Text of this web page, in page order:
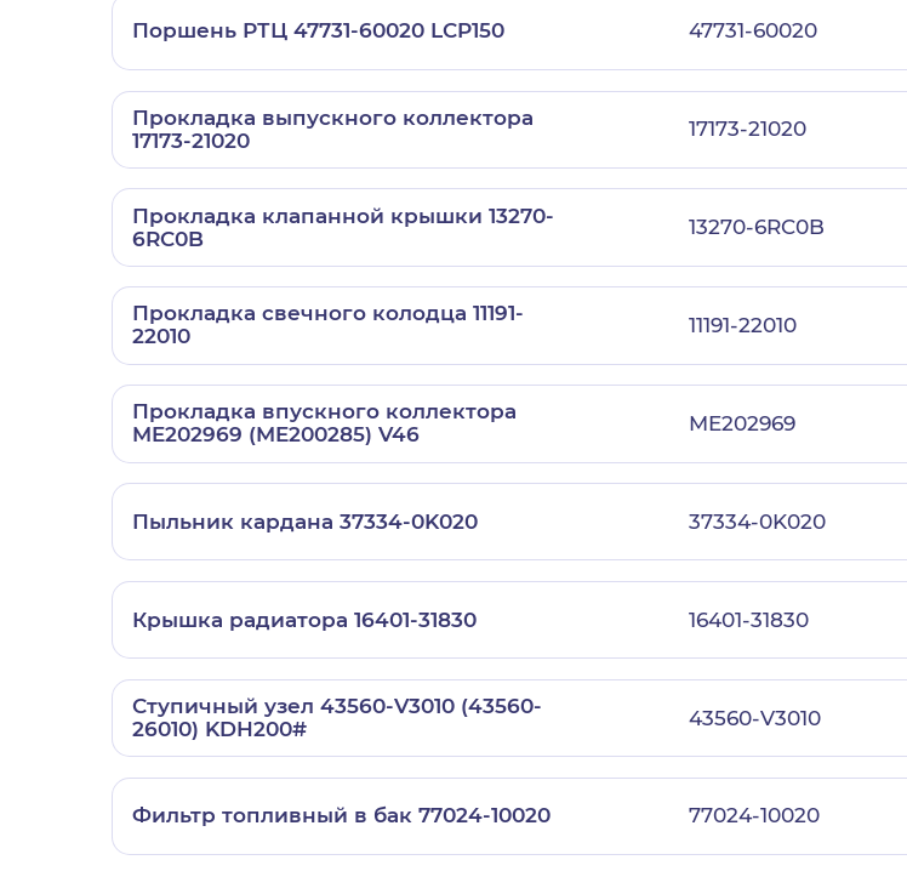
Поршень РТЦ 47731-60020 LCP150 47731-60020
Прокладка выпускного коллектора
17173-21020
17173-21020
Прокладка клапанной крышки 13270-
6RC0B
13270-6RC0B
Прокладка свечного колодца 11191-
22010
11191-22010
Прокладка впускного коллектора
ME202969 (ME200285) V46
ME202969
Пыльник кардана 37334-0K020 37334-0K020
Крышка радиатора 16401-31830 16401-31830
Ступичный узел 43560-V3010 (43560-
26010) KDH200#
43560-V3010
Фильтр топливный в бак 77024-10020 77024-10020